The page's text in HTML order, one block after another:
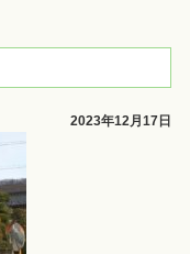
2023年12月17日